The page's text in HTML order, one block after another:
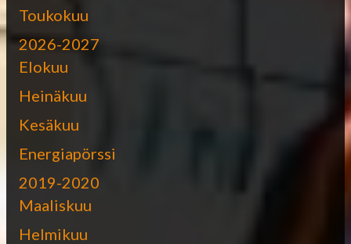
Toukokuu
2026-2027
Elokuu
Heinäkuu
Kesäkuu
Energiapörssi
2019-2020
Maaliskuu
Helmikuu